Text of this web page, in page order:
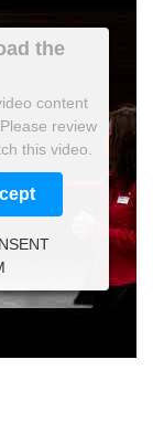
the
content
review
this video.